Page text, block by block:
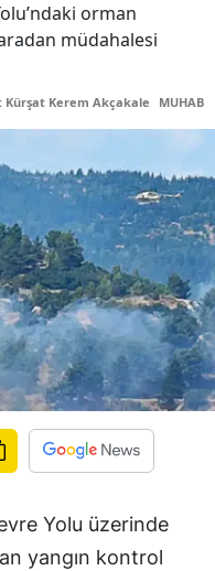
orman
müdahalesi
Kürşat Kerem Akçakale
Yolu üzerinde
yangın kontrol